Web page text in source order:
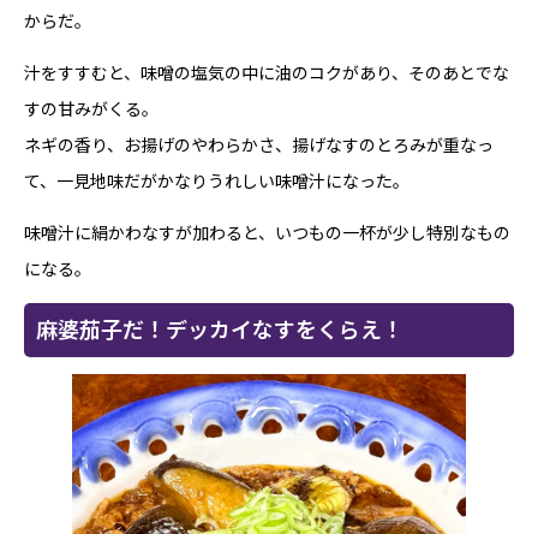
からだ。
汁をすすむと、味噌の塩気の中に油のコクがあり、そのあとでな
すの甘みがくる。
ネギの香り、お揚げのやわらかさ、揚げなすのとろみが重なっ
て、一見地味だがかなりうれしい味噌汁になった。
味噌汁に絹かわなすが加わると、いつもの一杯が少し特別なもの
になる。
麻婆茄子だ！デッカイなすをくらえ！